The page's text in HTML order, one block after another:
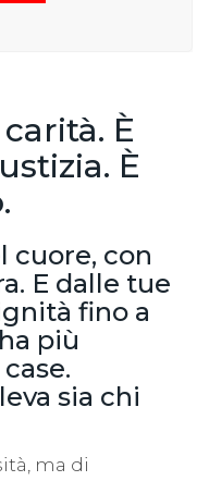
È
È
cuore, con
E dalle tue
fino a
più
sia chi
ma di